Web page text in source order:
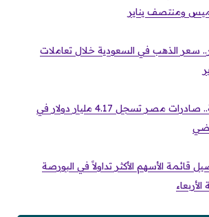
ومنتصف يناير
سعر الذهب في السعودية خلال تعاملات
قفزة استثمارية.. صادرات مصر تسجل 4.17 مليار دولار في
قائمة الأسهم الأكثر تداولاً في البورصة